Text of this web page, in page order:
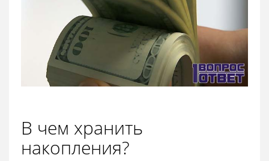
В чем хранить
накопления?